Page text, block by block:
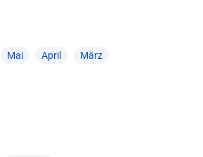
Mai April März